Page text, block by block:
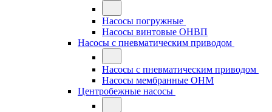
Насосы погружные
Насосы винтовые ОНВП
Насосы с пневматическим приводом
Насосы с пневматическим приводом
Насосы мембранные ОНМ
Центробежные насосы